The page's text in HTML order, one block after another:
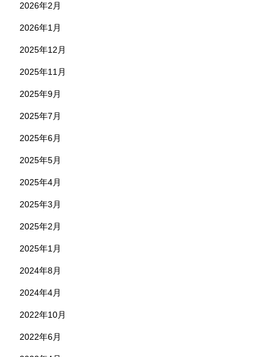
2026年2月
2026年1月
2025年12月
2025年11月
2025年9月
2025年7月
2025年6月
2025年5月
2025年4月
2025年3月
2025年2月
2025年1月
2024年8月
2024年4月
2022年10月
2022年6月